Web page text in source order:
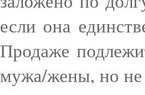
если она
Продаже
мужа/жены, но не